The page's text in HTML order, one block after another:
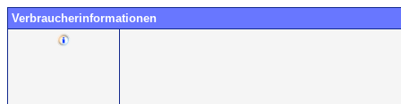
Verbraucherinformationen